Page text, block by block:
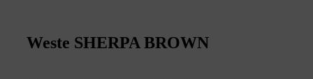
Weste SHERPA BROWN